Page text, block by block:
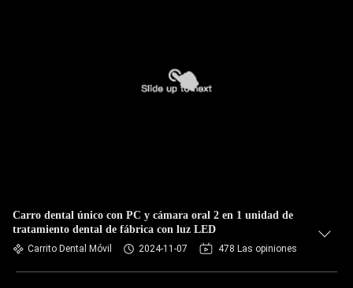
Carro dental único con PC y cámara oral 2 en 1 unidad de
tratamiento dental de fábrica con luz LED
Carrito Dental Móvil 2024-11-07 478 Las opiniones